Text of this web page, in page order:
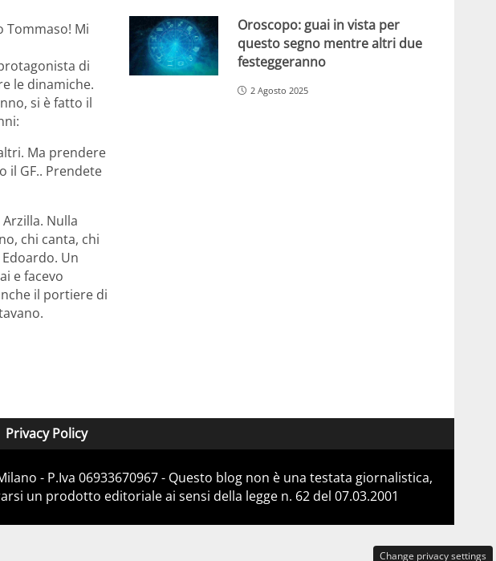
Tommaso! Mi
di
le dinamiche.
si è fatto il
Ma prendere
il GF.. Prendete
Nulla
chi canta, chi
Un
e facevo
il portiere di
Oroscopo: guai in vista per
questo segno mentre altri due
festeggeranno
2 Agosto 2025
Privacy Policy
- P.Iva 06933670967 - Questo blog non è una testata giornalistica,
un prodotto editoriale ai sensi della legge n. 62 del 07.03.2001
Change privacy settings